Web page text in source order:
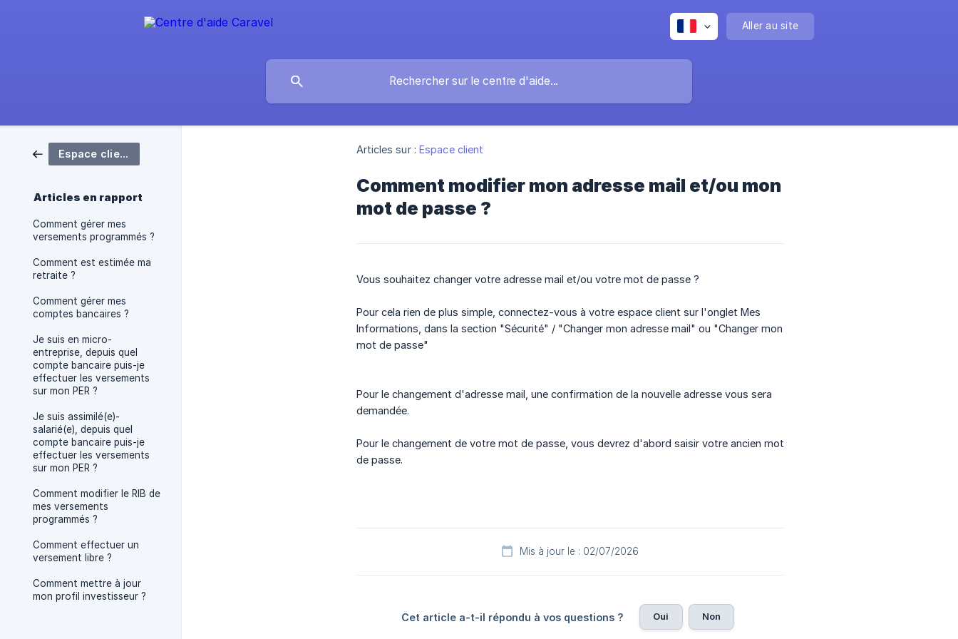
Aller au site
Espace client
Articles en rapport
Comment gérer mes
versements programmés ?
Comment est estimée ma
retraite ?
Comment gérer mes
comptes bancaires ?
Je suis en micro-
entreprise, depuis quel
compte bancaire puis-je
effectuer les versements
sur mon PER ?
Je suis assimilé(e)-
salarié(e), depuis quel
compte bancaire puis-je
effectuer les versements
sur mon PER ?
Comment modifier le RIB de
mes versements
programmés ?
Comment effectuer un
versement libre ?
Comment mettre à jour
mon profil investisseur ?
Articles sur : Espace client
Comment modifier mon adresse mail et/ou mon
mot de passe ?
Vous souhaitez changer votre adresse mail et/ou votre mot de passe ?
Pour cela rien de plus simple, connectez-vous à votre espace client sur l'onglet Mes
Informations, dans la section "Sécurité" / "Changer mon adresse mail" ou "Changer mon
mot de passe"
Pour le changement d'adresse mail, une confirmation de la nouvelle adresse vous sera
demandée.
Pour le changement de votre mot de passe, vous devrez d'abord saisir votre ancien mot
de passe.
Mis à jour le : 02/07/2026
Cet article a-t-il répondu à vos questions ? Oui Non